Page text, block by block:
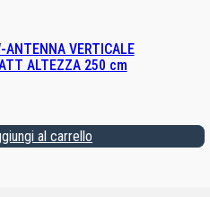
VERTICALE
ALTEZZA 250 cm
al carrello